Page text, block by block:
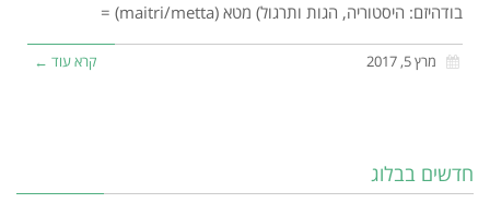
בודהיזם: היסטוריה, הגות ותרגול) מטא (maitri/metta) =
מרץ 5, 2017 קרא עוד ←
חדשים בבלוג